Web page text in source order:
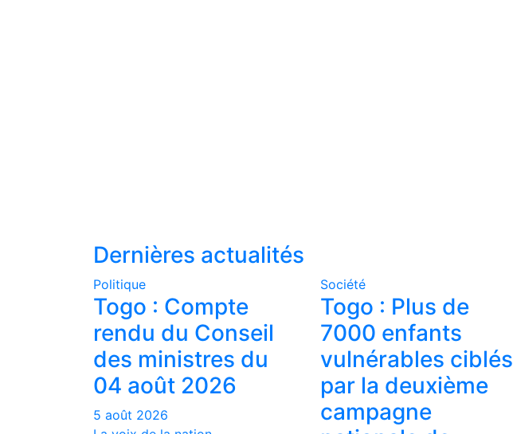
Dernières actualités
Politique
Togo : Compte
rendu du Conseil
des ministres du
04 août 2026
5 août 2026
Société
Togo : Plus de
7000 enfants
vulnérables ciblés
par la deuxième
campagne